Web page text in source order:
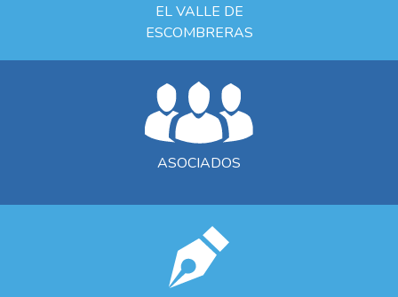
EL VALLE DE
ESCOMBRERAS
ASOCIADOS